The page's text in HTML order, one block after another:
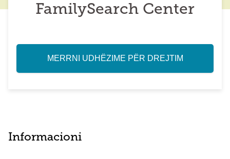
FamilySearch Center
MERRNI UDHËZIME PËR DREJTIM
Informacioni